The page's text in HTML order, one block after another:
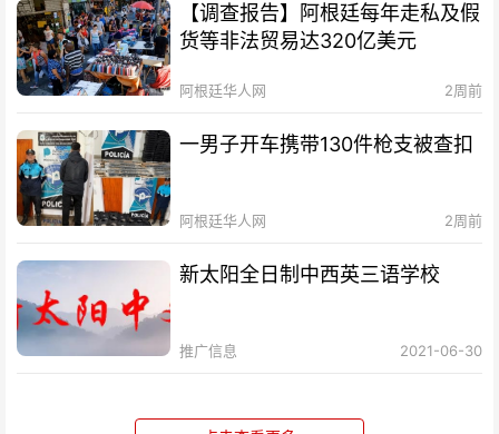
【调查报告】阿根廷每年走私及假
货等非法贸易达320亿美元
阿根廷华人网 2周前
一男子开车携带130件枪支被查扣
阿根廷华人网 2周前
新太阳全日制中西英三语学校
推广信息 2021-06-30